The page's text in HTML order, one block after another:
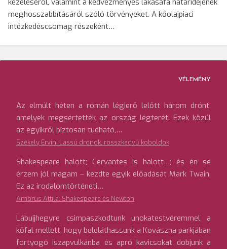
kezeléséről, valamint a kedvezményes lakásáfa határidejének
meghosszabbításáról szóló törvényeket. A kőolajpiaci
intézkedéscsomag részeként…
VÉLEMÉNY
Az elmúlt héten a román légierő lelőtt három drónt,
amelyek megsértették az ország légterét. Ezek közül
az egyikről biztosan tudható,…
Székely Ervin: Lassú drónok, rosszkedvű koboldok
Shakespeare halott; Cervantes is halott…; és én se
érzem jól magam – kezdte egyik előadását Mark Twain.
Ez az irodalomtörténeti…
Ambrus Attila: Shakespeare és Newton
Lábujjhegyre csimpaszkodtunk unokatestvéremmel a
kőfal mellett, hogy beleláthassunk a Kovászna parkjában
fortyogó iszapvulkánba és apró kavicsokat dobjunk a